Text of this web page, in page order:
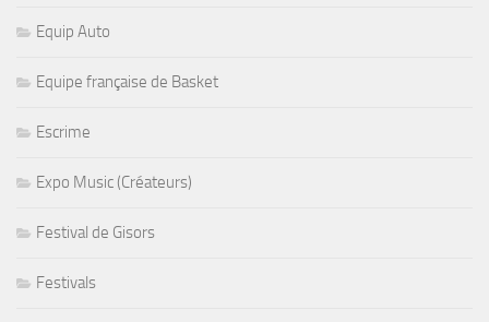
Equip Auto
Equipe française de Basket
Escrime
Expo Music (Créateurs)
Festival de Gisors
Festivals